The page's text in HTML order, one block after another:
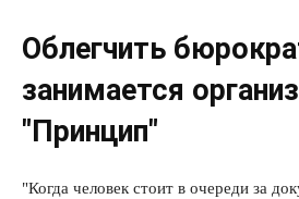
Облегчить
занимается
"Принцип"
"Когда человек стоит в очереди за